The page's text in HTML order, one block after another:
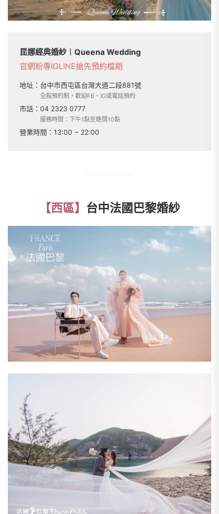
昆娜經典婚紗︱Queena Wedding
官網粉專IGLINE搶先預約檔期
地址： 台中市西屯區台灣大道二段881號
全館預約制，歡迎FB、IG或電話預約
市話： 04 2323 0777
服務時間：下午1點至晚間10點
營業時間： 13:00 ~ 22:00
【西區】 台中法國巴黎婚紗